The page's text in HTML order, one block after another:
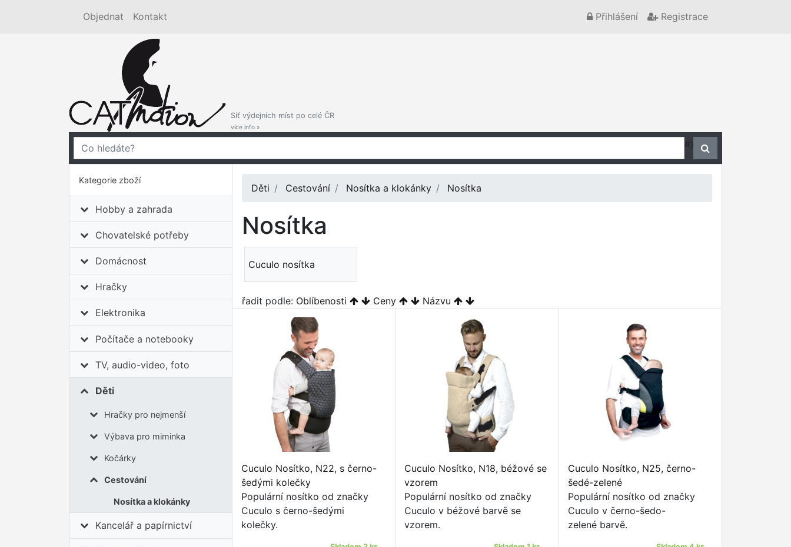
Objednat Kontakt Přihlášení Registrace
Síť výdejních míst po celé ČR
více info »
#}
Kategorie zboží
Hobby a zahrada
Chovatelské potřeby
Domácnost
Hračky
Elektronika
Počítače a notebooky
TV, audio-video, foto
Děti
Hračky pro nejmenší
Výbava pro miminka
Kočárky
Cestování
Nosítka a klokánky
Kancelář a papírnictví
Děti Cestování Nosítka a klokánky Nosítka
Nosítka
Cuculo nosítka
řadit podle: Oblíbenosti Ceny Názvu
Cuculo Nosítko, N22, s černo-
šedými kolečky
Populární nosítko od značky
Cuculo s černo-šedými
kolečky.
Cuculo Nosítko, N18, béžové se
vzorem
Populární nosítko od značky
Cuculo v béžové barvě se
vzorem.
Cuculo Nosítko, N25, černo-
šedé-zelené
Populární nosítko od značky
Cuculo v černo-šedo-
zelené barvě.